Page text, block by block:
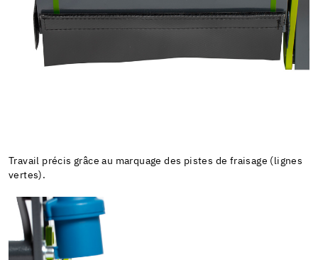
Travail précis grâce au marquage des pistes de fraisage (lignes
vertes).